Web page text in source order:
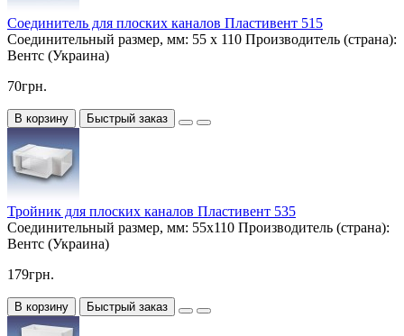
Соединитель для плоских каналов Пластивент 515
Соединительный размер, мм: 55 х 110 Производитель (страна):
Вентс (Украина)
70грн.
В корзину Быстрый заказ
Тройник для плоских каналов Пластивент 535
Соединительный размер, мм: 55х110 Производитель (страна):
Вентс (Украина)
179грн.
В корзину Быстрый заказ